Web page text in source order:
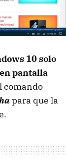
10 solo
pantalla
comando
para que la